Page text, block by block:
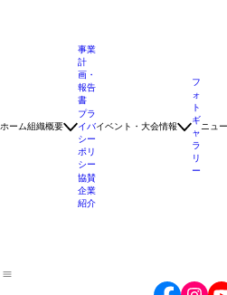
事業
計
画・
報告
書
プラ
イバ
シー
ポリ
シー
協賛
企業
フ
ォ
ト
ギ
ャ
ラ